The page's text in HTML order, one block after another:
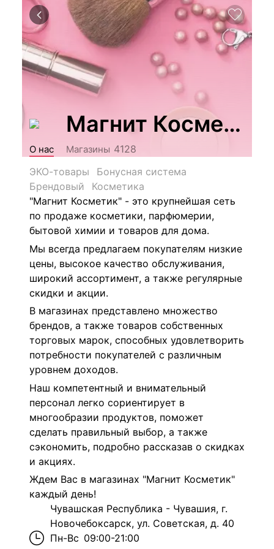
Магнит Косметик
О нас Магазины 4128
ЭКО-товары
Бонусная система
Брендовый
Косметика
"Магнит Косметик" - это крупнейшая сеть
по продаже косметики, парфюмерии,
бытовой химии и товаров для дома.
Мы всегда предлагаем покупателям низкие
цены, высокое качество обслуживания,
широкий ассортимент, а также регулярные
скидки и акции.
В магазинах представлено множество
брендов, а также товаров собственных
торговых марок, способных удовлетворить
потребности покупателей с различным
уровнем доходов.
Наш компетентный и внимательный
персонал легко сориентирует в
многообразии продуктов, поможет
сделать правильный выбор, а также
сэкономить, подробно рассказав о скидках
и акциях.
Ждем Вас в магазинах "Магнит Косметик"
каждый день!
Чувашская Республика - Чувашия, г.
Новочебоксарск, ул. Советская, д. 40
Пн-Вс 09:00-21:00